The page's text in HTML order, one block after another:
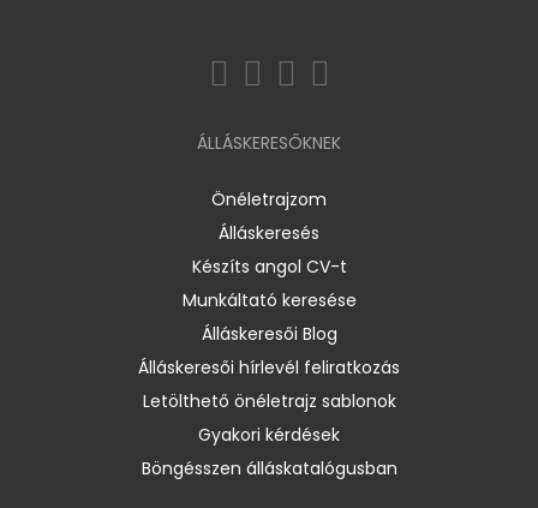
ÁLLÁSKERESŐKNEK
Önéletrajzom
Álláskeresés
Készíts angol CV-t
Munkáltató keresése
Álláskeresői Blog
Álláskeresői hírlevél feliratkozás
Letölthető önéletrajz sablonok
Gyakori kérdések
Böngésszen álláskatalógusban